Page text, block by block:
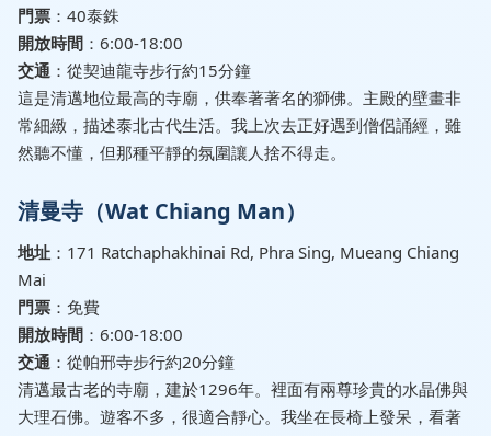
門票 ：40泰銖
開放時間 ：6:00-18:00
交通 ：從契迪龍寺步行約15分鐘
這是清邁地位最高的寺廟，供奉著著名的獅佛。主殿的壁畫非
常細緻，描述泰北古代生活。我上次去正好遇到僧侶誦經，雖
然聽不懂，但那種平靜的氛圍讓人捨不得走。
清曼寺（Wat Chiang Man）
地址 ：171 Ratchaphakhinai Rd, Phra Sing, Mueang Chiang
Mai
門票 ：免費
開放時間 ：6:00-18:00
交通 ：從帕邢寺步行約20分鐘
清邁最古老的寺廟，建於1296年。裡面有兩尊珍貴的水晶佛與
大理石佛。遊客不多，很適合靜心。我坐在長椅上發呆，看著